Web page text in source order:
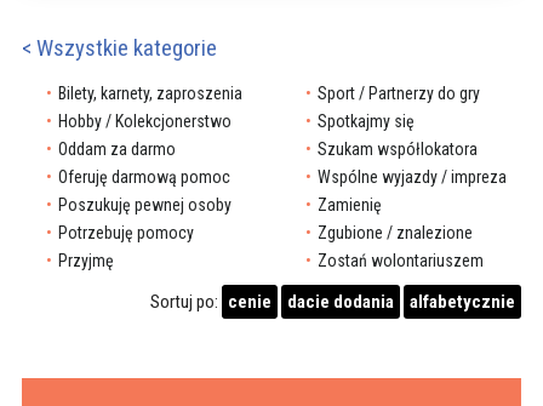
< Wszystkie kategorie
Bilety, karnety, zaproszenia
Hobby / Kolekcjonerstwo
Oddam za darmo
Oferuję darmową pomoc
Poszukuję pewnej osoby
Potrzebuję pomocy
Przyjmę
Sport / Partnerzy do gry
Spotkajmy się
Szukam współlokatora
Wspólne wyjazdy / impreza
Zamienię
Zgubione / znalezione
Zostań wolontariuszem
Sortuj po: cenie dacie dodania alfabetycznie